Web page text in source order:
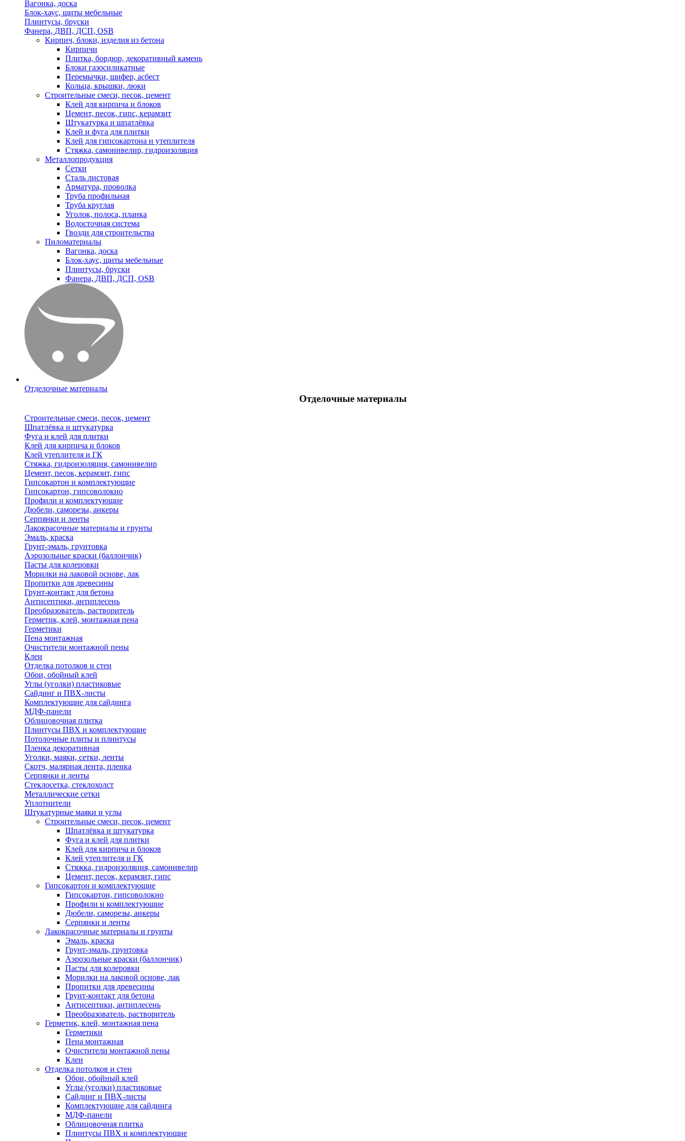
Вагонка, доска
Блок-хаус, щиты мебельные
Плинтусы, бруски
Фанера, ДВП, ДСП, OSB
Кирпич, блоки, изделия из бетона
Кирпичи
Плитка, бордюр, декоративный камень
Блоки газосиликатные
Перемычки, шифер, асбест
Кольца, крышки, люки
Строительные смеси, песок, цемент
Клей для кирпича и блоков
Цемент, песок, гипс, керамзит
Штукатурка и шпатлёвка
Клей и фуга для плитки
Клей для гипсокартона и утеплителя
Стяжка, самонивелир, гидроизоляция
Металлопродукция
Сетки
Сталь листовая
Арматура, проволка
Труба профильная
Труба круглая
Уголок, полоса, планка
Водосточная система
Гвозди для строительства
Пиломатериалы
Вагонка, доска
Блок-хаус, щиты мебельные
Плинтусы, бруски
Фанера, ДВП, ДСП, OSB
Отделочные материалы
Отделочные материалы
Строительные смеси, песок, цемент
Шпатлёвка и штукатурка
Фуга и клей для плитки
Клей для кирпича и блоков
Клей утеплителя и ГК
Стяжка, гидроизоляция, самонивелир
Цемент, песок, керамзит, гипс
Гипсокартон и комплектующие
Гипсокартон, гипсоволокно
Профили и комплектующие
Дюбели, саморезы, анкеры
Серпянки и ленты
Лакокрасочные материалы и грунты
Эмаль, краска
Грунт-эмаль, грунтовка
Аэрозольные краски (баллончик)
Пасты для колеровки
Морилки на лаковой основе, лак
Пропитки для древесины
Грунт-контакт для бетона
Антисептики, антиплесень
Преобразователь, растворитель
Герметик, клей, монтажная пена
Герметики
Пена монтажная
Очистители монтажной пены
Клеи
Отделка потолков и стен
Обои, обойный клей
Углы (уголки) пластиковые
Сайдинг и ПВХ-листы
Комплектующие для сайдинга
МДФ-панели
Облицовочная плитка
Плинтусы ПВХ и комплектующие
Потолочные плиты и плинтусы
Пленка декоративная
Уголки, маяки, сетки, ленты
Скотч, малярная лента, пленка
Серпянки и ленты
Стеклосетка, стеклохолст
Металлические сетки
Уплотнители
Штукатурные маяки и углы
Строительные смеси, песок, цемент
Шпатлёвка и штукатурка
Фуга и клей для плитки
Клей для кирпича и блоков
Клей утеплителя и ГК
Стяжка, гидроизоляция, самонивелир
Цемент, песок, керамзит, гипс
Гипсокартон и комплектующие
Гипсокартон, гипсоволокно
Профили и комплектующие
Дюбели, саморезы, анкеры
Серпянки и ленты
Лакокрасочные материалы и грунты
Эмаль, краска
Грунт-эмаль, грунтовка
Аэрозольные краски (баллончик)
Пасты для колеровки
Морилки на лаковой основе, лак
Пропитки для древесины
Грунт-контакт для бетона
Антисептики, антиплесень
Преобразователь, растворитель
Герметик, клей, монтажная пена
Герметики
Пена монтажная
Очистители монтажной пены
Клеи
Отделка потолков и стен
Обои, обойный клей
Углы (уголки) пластиковые
Сайдинг и ПВХ-листы
Комплектующие для сайдинга
МДФ-панели
Облицовочная плитка
Плинтусы ПВХ и комплектующие